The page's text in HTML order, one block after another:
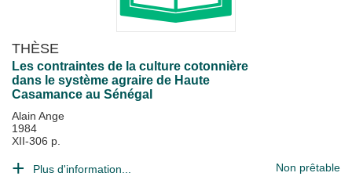
THÈSE
Les contraintes de la culture cotonnière
dans le système agraire de Haute
Casamance au Sénégal
Alain Ange
1984
XII-306 p.
Plus d'information... Non prêtable